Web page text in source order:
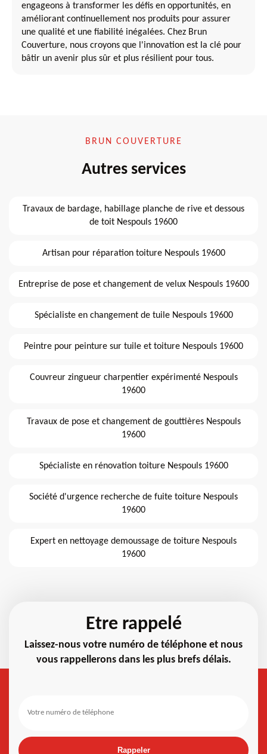
engageons à transformer les défis en opportunités, en
améliorant continuellement nos produits pour assurer
une qualité et une fiabilité inégalées. Chez Brun
Couverture, nous croyons que l'innovation est la clé pour
bâtir un avenir plus sûr et plus résilient pour tous.
BRUN COUVERTURE
Autres services
Travaux de bardage, habillage planche de rive et dessous
de toit Nespouls 19600
Artisan pour réparation toiture Nespouls 19600
Entreprise de pose et changement de velux Nespouls 19600
Spécialiste en changement de tuile Nespouls 19600
Peintre pour peinture sur tuile et toiture Nespouls 19600
Couvreur zingueur charpentier expérimenté Nespouls
19600
Travaux de pose et changement de gouttières Nespouls
19600
Spécialiste en rénovation toiture Nespouls 19600
Société d'urgence recherche de fuite toiture Nespouls
19600
Expert en nettoyage demoussage de toiture Nespouls
19600
Etre rappelé
Laissez-nous votre numéro de téléphone et nous
vous rappellerons dans les plus brefs délais.